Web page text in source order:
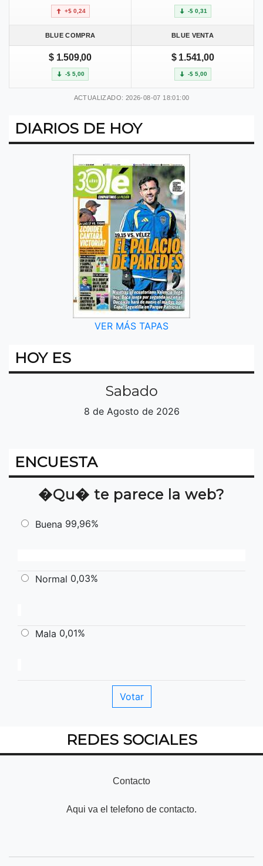
+$ 0,24 -$ 0,31
BLUE COMPRA BLUE VENTA
$ 1.509,00
-$ 5,00
$ 1.541,00
-$ 5,00
ACTUALIZADO: 2026-08-07 18:01:00
DIARIOS DE HOY
VER MÁS TAPAS
HOY ES
Sabado
8 de Agosto de 2026
ENCUESTA
�Qu� te parece la web?
Buena 99,96%
Normal 0,03%
Mala 0,01%
REDES SOCIALES
Contacto
Aqui va el telefono de contacto.